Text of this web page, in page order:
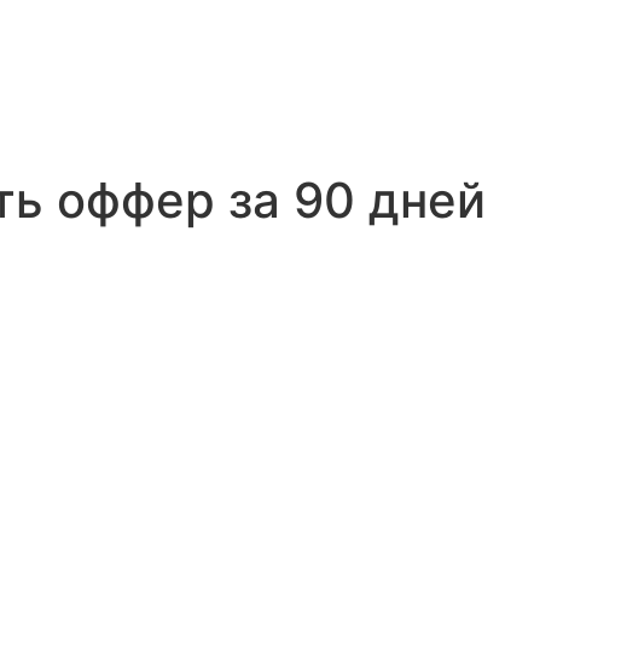
оффер за 90 дней